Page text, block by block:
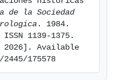
de la Sociedad
. 1984.
1139-1375.
2026]. Available
175578